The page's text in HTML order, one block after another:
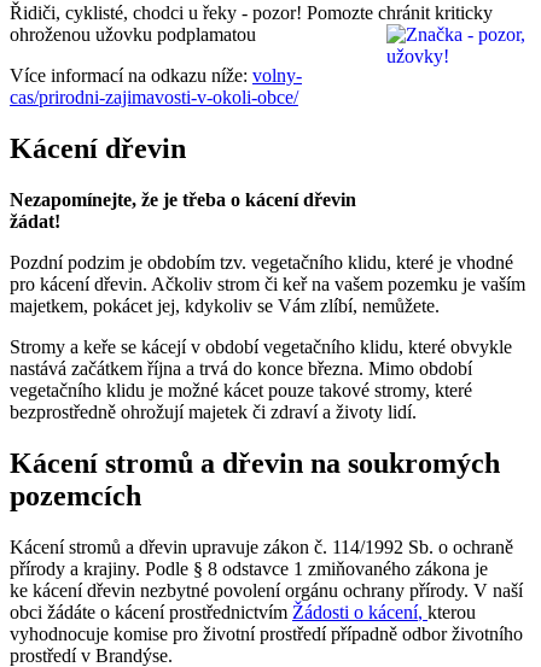
Řidiči, cyklisté, chodci u řeky - pozor! Pomozte chránit kriticky
ohroženou užovku podplamatou
Více informací na odkazu níže: volny-
cas/prirodni-zajimavosti-v-okoli-obce/
Kácení dřevin
Nezapomínejte, že je třeba o kácení dřevin
žádat!
Pozdní podzim je obdobím tzv. vegetačního klidu, které je vhodné
pro kácení dřevin. Ačkoliv strom či keř na vašem pozemku je vaším
majetkem, pokácet jej, kdykoliv se Vám zlíbí, nemůžete.
Stromy a keře se kácejí v období vegetačního klidu, které obvykle
nastává začátkem října a trvá do konce března. Mimo období
vegetačního klidu je možné kácet pouze takové stromy, které
bezprostředně ohrožují majetek či zdraví a životy lidí.
Kácení stromů a dřevin na soukromých
pozemcích
Kácení stromů a dřevin upravuje zákon č. 114/1992 Sb. o ochraně
přírody a krajiny. Podle § 8 odstavce 1 zmiňovaného zákona je
ke kácení dřevin nezbytné povolení orgánu ochrany přírody. V naší
obci žádáte o kácení prostřednictvím Žádosti o kácení, kterou
vyhodnocuje komise pro životní prostředí případně odbor životního
prostředí v Brandýse.